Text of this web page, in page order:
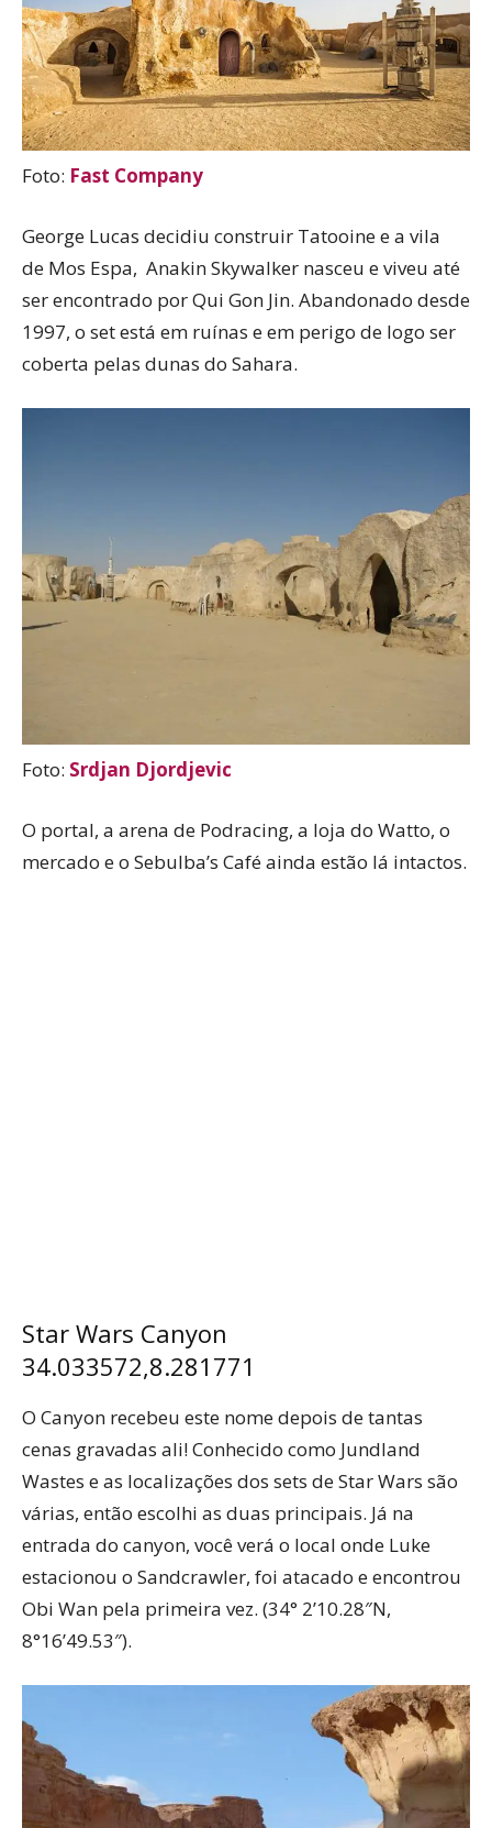
Foto: Fast Company
George Lucas decidiu construir Tatooine e a vila
de Mos Espa, Anakin Skywalker nasceu e viveu até
ser encontrado por Qui Gon Jin. Abandonado desde
1997, o set está em ruínas e em perigo de logo ser
coberta pelas dunas do Sahara.
Foto: Srdjan Djordjevic
O portal, a arena de Podracing, a loja do Watto, o
mercado e o Sebulba’s Café ainda estão lá intactos.
Star Wars Canyon
34.033572,8.281771
O Canyon recebeu este nome depois de tantas
cenas gravadas ali! Conhecido como Jundland
Wastes e as localizações dos sets de Star Wars são
várias, então escolhi as duas principais. Já na
entrada do canyon, você verá o local onde Luke
estacionou o Sandcrawler, foi atacado e encontrou
Obi Wan pela primeira vez. (34° 2’10.28″N,
8°16’49.53″).